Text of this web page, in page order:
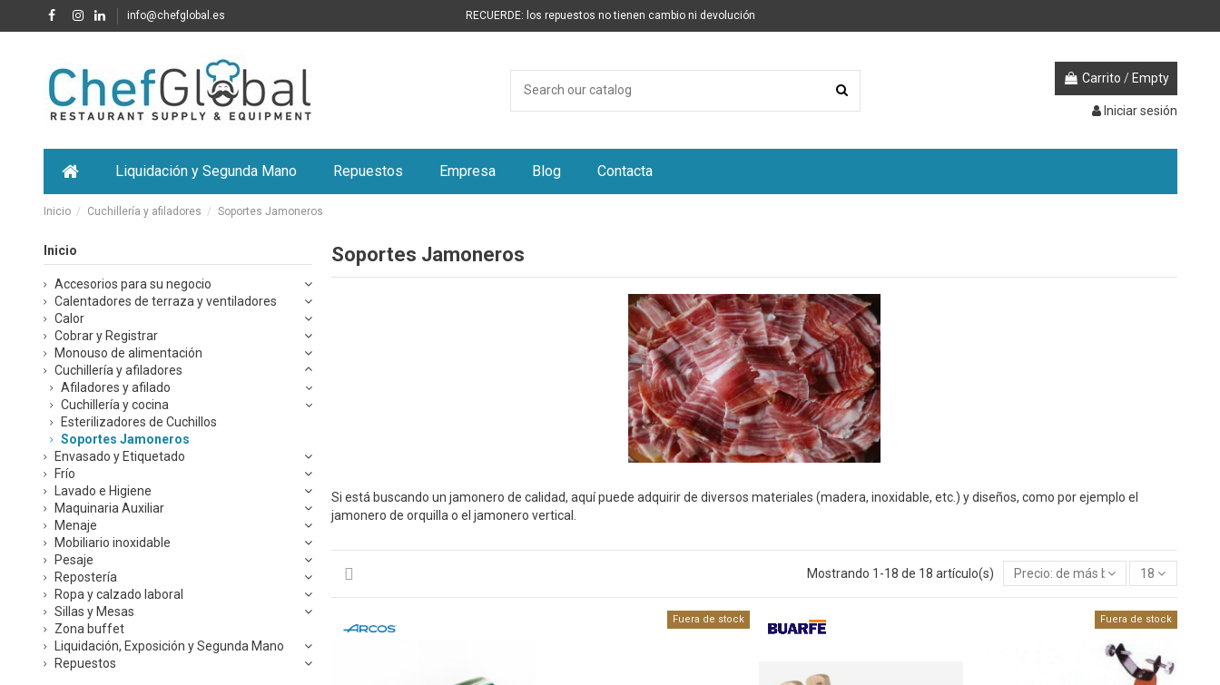
info@chefglobal.es RECUERDE: los repuestos no tienen cambio ni devolución
Carrito / Empty
Iniciar sesión
Liquidación y Segunda Mano Repuestos Empresa Blog Contacta
Inicio Cuchillería y afiladores Soportes Jamoneros
Soportes Jamoneros
Si está buscando un jamonero de calidad, aquí puede adquirir de diversos materiales (madera, inoxidable, etc.) y diseños, como por ejemplo el
jamonero de orquilla o el jamonero vertical.
Mostrando 1-18 de 18 artículo(s) Precio: de más bajo a más alto
18
Fuera de stock Fuera de stock
Inicio
Accesorios para su negocio
Calentadores de terraza y ventiladores
Calor
Cobrar y Registrar
Monouso de alimentación
Cuchillería y afiladores
Afiladores y afilado
Cuchillería y cocina
Esterilizadores de Cuchillos
Soportes Jamoneros
Envasado y Etiquetado
Frío
Lavado e Higiene
Maquinaria Auxiliar
Menaje
Mobiliario inoxidable
Pesaje
Repostería
Ropa y calzado laboral
Sillas y Mesas
Zona buffet
Liquidación, Exposición y Segunda Mano
Repuestos